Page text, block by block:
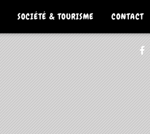
SOCIÉTÉ & TOURISME CONTACT